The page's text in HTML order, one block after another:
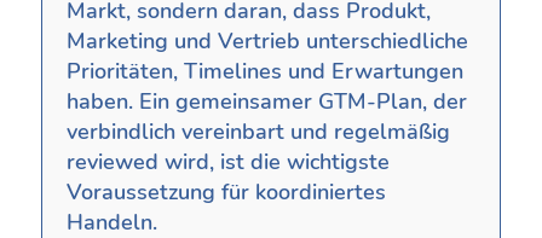
Markt, sondern daran, dass Produkt,
Marketing und Vertrieb unterschiedliche
Prioritäten, Timelines und Erwartungen
haben. Ein gemeinsamer GTM-Plan, der
verbindlich vereinbart und regelmäßig
reviewed wird, ist die wichtigste
Voraussetzung für koordiniertes
Handeln.